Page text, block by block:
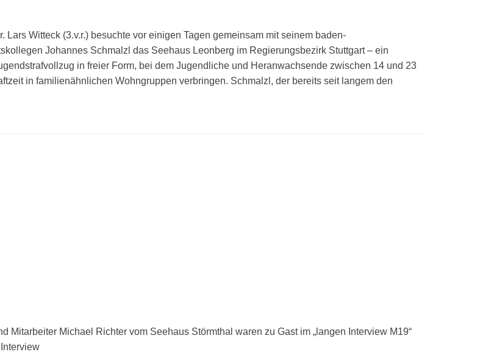
Lars Witteck (3.v.r.) besuchte vor einigen Tagen gemeinsam mit seinem baden-
Johannes Schmalzl das Seehaus Leonberg im Regierungsbezirk Stuttgart – ein
in freier Form, bei dem Jugendliche und Heranwachsende zwischen 14 und 23
in familienähnlichen Wohngruppen verbringen. Schmalzl, der bereits seit langem den
Mitarbeiter Michael Richter vom Seehaus Störmthal waren zu Gast im „langen Interview M19“